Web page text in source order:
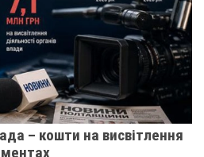
– кошти на висвітлення